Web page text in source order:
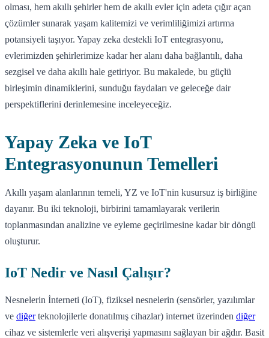
olması, hem akıllı şehirler hem de akıllı evler için adeta çığır açan
çözümler sunarak yaşam kalitemizi ve verimliliğimizi artırma
potansiyeli taşıyor. Yapay zeka destekli IoT entegrasyonu,
evlerimizden şehirlerimize kadar her alanı daha bağlantılı, daha
sezgisel ve daha akıllı hale getiriyor. Bu makalede, bu güçlü
birleşimin dinamiklerini, sunduğu faydaları ve geleceğe dair
perspektiflerini derinlemesine inceleyeceğiz.
Yapay Zeka ve IoT
Entegrasyonunun Temelleri
Akıllı yaşam alanlarının temeli, YZ ve IoT'nin kusursuz iş birliğine
dayanır. Bu iki teknoloji, birbirini tamamlayarak verilerin
toplanmasından analizine ve eyleme geçirilmesine kadar bir döngü
oluşturur.
IoT Nedir ve Nasıl Çalışır?
Nesnelerin İnterneti (IoT), fiziksel nesnelerin (sensörler, yazılımlar
ve diğerteknolojilerle donatılmış cihazlar) internet üzerinden diğer
cihaz ve sistemlerle veri alışverişi yapmasını sağlayan bir ağdır. Basit